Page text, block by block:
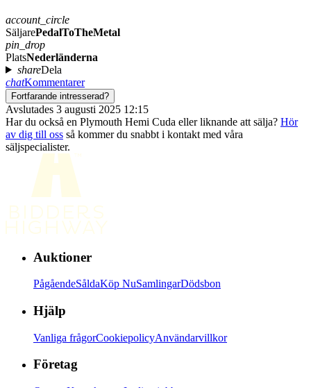
account_circle
SäljarePedalToTheMetal
pin_drop
PlatsNederländerna
shareDela
chatKommentarer
Fortfarande intresserad?
Avslutades 3 augusti 2025 12:15
Har du också en Plymouth Hemi Cuda eller liknande att sälja? Hör
av dig till oss så kommer du snabbt i kontakt med våra
säljspecialister.
Auktioner
PågåendeSåldaKöp NuSamlingarDödsbon
Hjälp
Vanliga frågorCookiepolicyAnvändarvillkor
Företag